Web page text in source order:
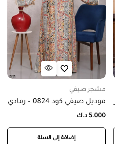
مشجر صيفي
موديل صيفي كود 0824 – رمادي
5.000 د.ك
إضافة إلى السلة